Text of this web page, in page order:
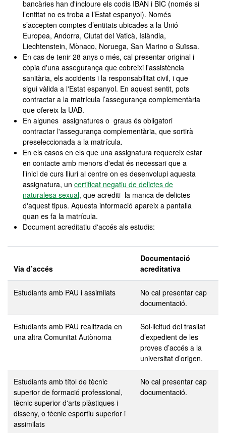
bancàries han d'incloure els codis IBAN i BIC (només si
l’entitat no es troba a l’Estat espanyol). Només
s’accepten comptes d’entitats ubicades a la Unió
Europea, Andorra, Ciutat del Vaticà, Islàndia,
Liechtenstein, Mònaco, Noruega, San Marino o Suïssa.
En cas de tenir 28 anys o més, cal presentar original i
còpia d'una assegurança que cobreixi l'assistència
sanitària, els accidents i la responsabilitat civil, i que
sigui vàlida a l'Estat espanyol. En aquest sentit, pots
contractar a la matrícula l’assegurança complementària
que ofereix la UAB.
En algunes assignatures o graus és obligatori
contractar l'assegurança complementària, que sortirà
preseleccionada a la matrícula.
En els casos en els que una assignatura requereix estar
en contacte amb menors d'edat és necessari que a
l’inici de curs lliuri al centre on es desenvolupi aquesta
assignatura, un certificat negatiu de delictes de
naturalesa sexual, que acrediti la manca de delictes
d'aquest tipus. Aquesta informació apareix a pantalla
quan es fa la matrícula.
Document acreditatiu d'accés als estudis:
Via d’accés
Documentació
acreditativa
Estudiants amb PAU i assimilats
No cal presentar cap
documentació.
Estudiants amb PAU realitzada en
una altra Comunitat Autònoma
Sol·licitud del trasllat
d’expedient de les
proves d’accés a la
universitat d’origen.
Estudiants amb títol de tècnic
superior de formació professional,
tècnic superior d'arts plàstiques i
disseny, o tècnic esportiu superior i
assimilats
No cal presentar cap
documentació.